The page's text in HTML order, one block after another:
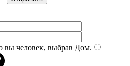
вы человек, выбрав Дом.